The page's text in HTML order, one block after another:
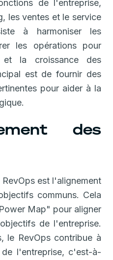
de l'entreprise,
les ventes et le service
à harmoniser les
les opérations pour
et la croissance des
est de fournir des
pour aider à la
des
est l'alignement
communs. Cela
Map" pour aligner
de l'entreprise.
le RevOps contribue à
l'entreprise, c'est-à-